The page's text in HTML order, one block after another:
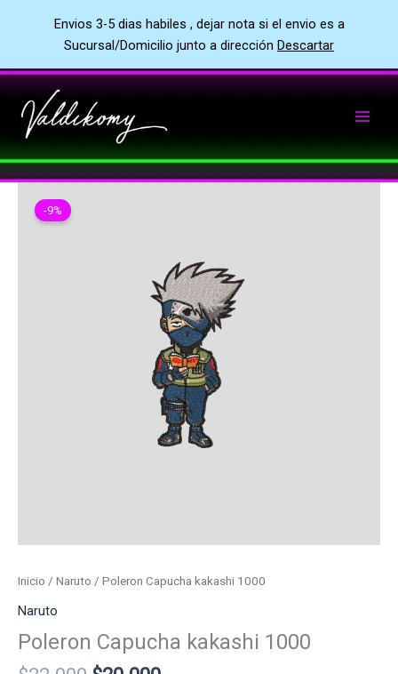
Envios 3-5 dias habiles , dejar nota si el envio es a
Sucursal/Domicilio junto a dirección Descartar
al
contenido
-9%
Inicio / Naruto / Poleron Capucha kakashi 1000
Naruto
Poleron Capucha kakashi 1000